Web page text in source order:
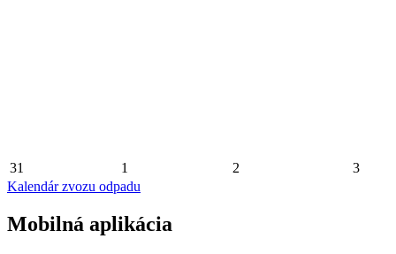
31 1 2
3
Kalendár zvozu odpadu
Mobilná aplikácia